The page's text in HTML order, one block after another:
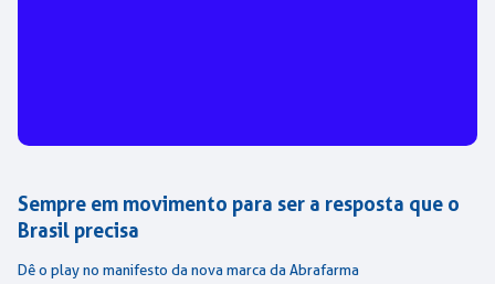
Sempre em movimento para ser a resposta que o
Brasil precisa
Dê o play no manifesto da nova marca da Abrafarma